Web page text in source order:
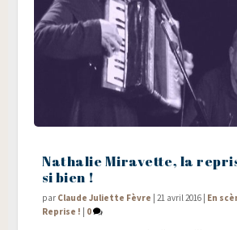
Nathalie Miravette, la
si bien !
par Claude Juliette Fèvre |21 avril 2016 En
Reprise !
0